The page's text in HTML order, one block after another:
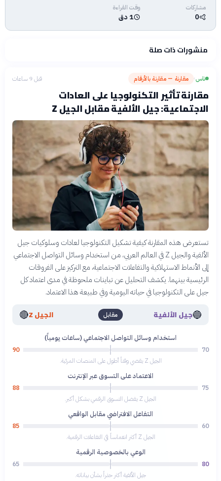
مشاركات
0
وقت القراءة
1 دق
منشورات ذات صلة
ناس› مقارنة — مقارنة بالأرقام قبل 9 ساعات
مقارنة تأثير التكنولوجيا على العادات
الاجتماعية: جيل الألفية مقابل الجيل Z
تستعرض هذه المقارنة كيفية تشكيل التكنولوجيا لعادات وسلوكيات جيل
الألفية والجيل Z في العالم العربي، من استخدام وسائل التواصل الاجتماعي
إلى الأنماط الاستهلاكية والتفاعلات الاجتماعية، مع التركيز على الفروقات
الرئيسية بينهما. يكشف التحليل عن تباينات ملحوظة في مدى اعتماد كل
جيل على التكنولوجيا في حياته اليومية وفي طبيعة هذا الاعتماد.
🔵جيل الألفية مقابل الجيل Z 🔴
استخدام وسائل التواصل الاجتماعي (ساعات يومياً)
70
90
الجيل Z يقضي وقتاً أطول على المنصات المرئية.
الاعتماد على التسوق عبر الإنترنت
75
88
الجيل Z يفضل التسوق الرقمي بشكل أكبر.
التفاعل الافتراضي مقابل الواقعي
60
85
الجيل Z أكثر انغماساً في التفاعلات الرقمية.
الوعي بالخصوصية الرقمية
80
65
جيل الألفية أكثر حذراً بشأن بياناته.